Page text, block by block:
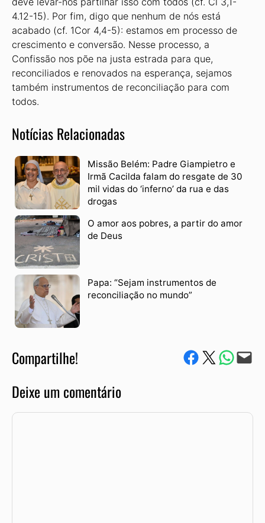
4.12-15). Por fim, digo que nenhum de nós está
acabado (cf. 1Cor 4,4-5): estamos em processo de
crescimento e conversão. Nesse processo, a
Confissão nos põe na justa estrada para que,
reconciliados e renovados na esperança, sejamos
também instrumentos de reconciliação para com
todos.
Notícias Relacionadas
Missão Belém: Padre Giampietro e
Irmã Cacilda falam do resgate de 30
mil vidas do ‘inferno’ da rua e das
drogas
O amor aos pobres, a partir do amor
de Deus
Papa: “Sejam instrumentos de
reconciliação no mundo”
Compartilhe! Compartilhe no Facebook
Compartilhe no Twitter
Compartile via
Envie via e-mail
Deixe um comentário
Comentário